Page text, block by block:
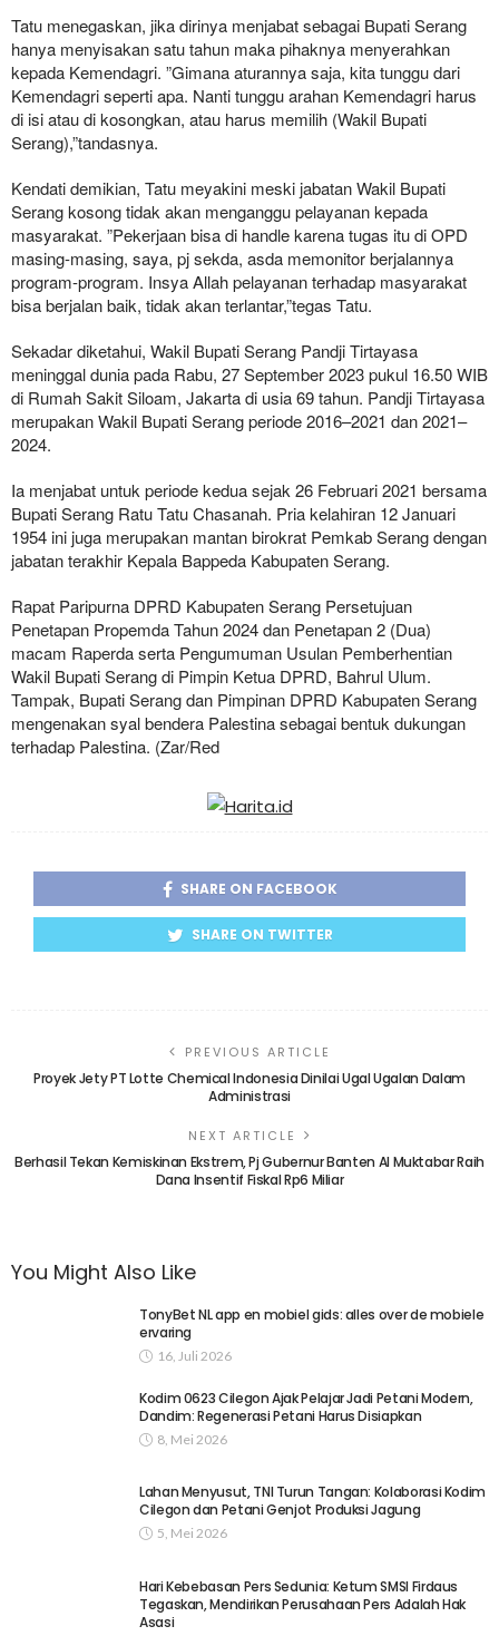
Tatu menegaskan, jika dirinya menjabat sebagai Bupati Serang
hanya menyisakan satu tahun maka pihaknya menyerahkan
kepada Kemendagri. ”Gimana aturannya saja, kita tunggu dari
Kemendagri seperti apa. Nanti tunggu arahan Kemendagri harus
di isi atau di kosongkan, atau harus memilih (Wakil Bupati
Serang),”tandasnya.
Kendati demikian, Tatu meyakini meski jabatan Wakil Bupati
Serang kosong tidak akan menganggu pelayanan kepada
masyarakat. ”Pekerjaan bisa di handle karena tugas itu di OPD
masing-masing, saya, pj sekda, asda memonitor berjalannya
program-program. Insya Allah pelayanan terhadap masyarakat
bisa berjalan baik, tidak akan terlantar,”tegas Tatu.
Sekadar diketahui, Wakil Bupati Serang Pandji Tirtayasa
meninggal dunia pada Rabu, 27 September 2023 pukul 16.50 WIB
di Rumah Sakit Siloam, Jakarta di usia 69 tahun. Pandji Tirtayasa
merupakan Wakil Bupati Serang periode 2016–2021 dan 2021–
2024.
Ia menjabat untuk periode kedua sejak 26 Februari 2021 bersama
Bupati Serang Ratu Tatu Chasanah. Pria kelahiran 12 Januari
1954 ini juga merupakan mantan birokrat Pemkab Serang dengan
jabatan terakhir Kepala Bappeda Kabupaten Serang.
Rapat Paripurna DPRD Kabupaten Serang Persetujuan
Penetapan Propemda Tahun 2024 dan Penetapan 2 (Dua)
macam Raperda serta Pengumuman Usulan Pemberhentian
Wakil Bupati Serang di Pimpin Ketua DPRD, Bahrul Ulum.
Tampak, Bupati Serang dan Pimpinan DPRD Kabupaten Serang
mengenakan syal bendera Palestina sebagai bentuk dukungan
terhadap Palestina. (Zar/Red
SHARE ON FACEBOOK
SHARE ON TWITTER
PREVIOUS ARTICLE
Proyek Jety PT Lotte Chemical Indonesia Dinilai Ugal Ugalan Dalam
Administrasi
NEXT ARTICLE
Berhasil Tekan Kemiskinan Ekstrem, Pj Gubernur Banten Al Muktabar Raih
Dana Insentif Fiskal Rp6 Miliar
You Might Also Like
TonyBet NL app en mobiel gids: alles over de mobiele
ervaring
16, Juli 2026
Kodim 0623 Cilegon Ajak Pelajar Jadi Petani Modern,
Dandim: Regenerasi Petani Harus Disiapkan
8, Mei 2026
Lahan Menyusut, TNI Turun Tangan: Kolaborasi Kodim
Cilegon dan Petani Genjot Produksi Jagung
5, Mei 2026
Hari Kebebasan Pers Sedunia: Ketum SMSI Firdaus
Tegaskan, Mendirikan Perusahaan Pers Adalah Hak
Asasi